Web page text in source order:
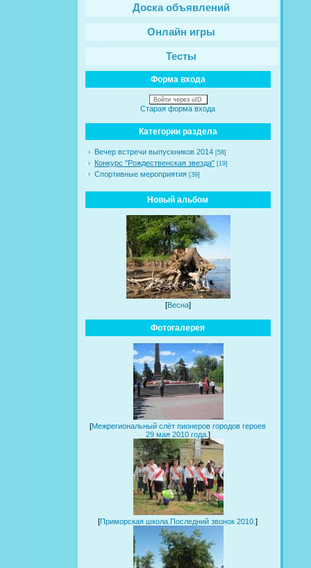
Доска объявлений
Онлайн игры
Тесты
Форма входа
Войти через uID
Старая форма входа
Категории раздела
Вечер встречи выпускников 2014 [58]
Конкурс "Рождественская звезда" [19]
Спортивные мероприятия [39]
Новый альбом
[Весна]
Фотогалерея
[Межрегиональный слёт пионеров городов героев
29 мая 2010 года. ]
[Приморская школа.Последний звонок 2010.]